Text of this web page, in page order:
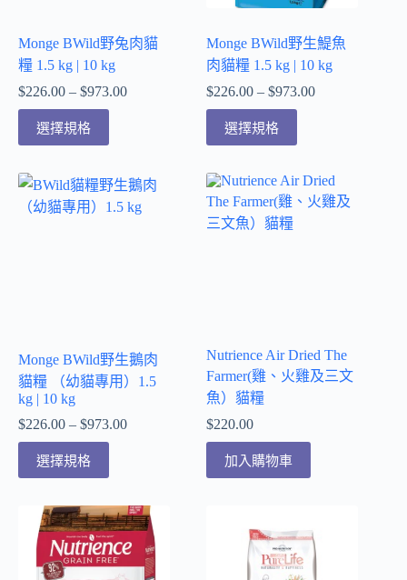
Monge BWild野兔肉貓
糧 1.5 kg | 10 kg
$226.00 – $973.00
選擇規格
Monge BWild野生鯷魚
肉貓糧 1.5 kg | 10 kg
$226.00 –$973.00
選擇規格
Monge BWild野生鵝肉
貓糧 （幼貓專用）1.5
kg | 10 kg
$226.00 – $973.00
選擇規格
Nutrience Air Dried The
Farmer(雞、火雞及三文
魚）貓糧
$220.00
加入購物車